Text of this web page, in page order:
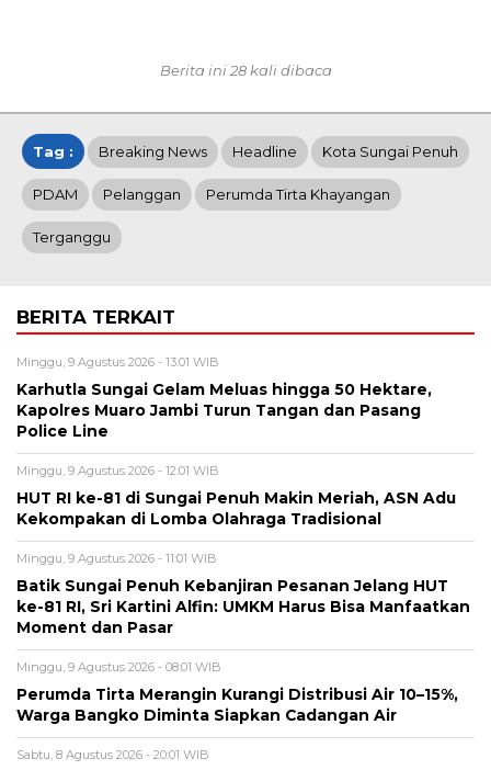
Berita ini 28 kali dibaca
Tag : Breaking News Headline Kota Sungai Penuh
PDAM Pelanggan Perumda Tirta Khayangan
Terganggu
BERITA TERKAIT
Minggu, 9 Agustus 2026 - 13:01 WIB
Karhutla Sungai Gelam Meluas hingga 50 Hektare,
Kapolres Muaro Jambi Turun Tangan dan Pasang
Police Line
Minggu, 9 Agustus 2026 - 12:01 WIB
HUT RI ke-81 di Sungai Penuh Makin Meriah, ASN Adu
Kekompakan di Lomba Olahraga Tradisional
Minggu, 9 Agustus 2026 - 11:01 WIB
Batik Sungai Penuh Kebanjiran Pesanan Jelang HUT
ke-81 RI, Sri Kartini Alfin: UMKM Harus Bisa Manfaatkan
Moment dan Pasar
Minggu, 9 Agustus 2026 - 08:01 WIB
Perumda Tirta Merangin Kurangi Distribusi Air 10–15%,
Warga Bangko Diminta Siapkan Cadangan Air
Sabtu, 8 Agustus 2026 - 20:01 WIB